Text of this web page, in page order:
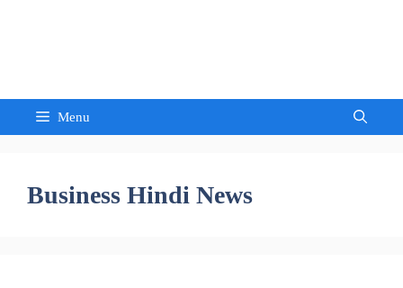
Menu
Business Hindi News